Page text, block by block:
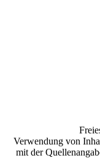
Verwendung von
mit der